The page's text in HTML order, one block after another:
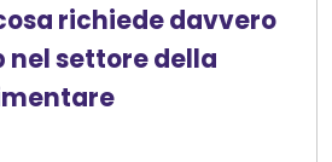
richiede davvero
nel settore della